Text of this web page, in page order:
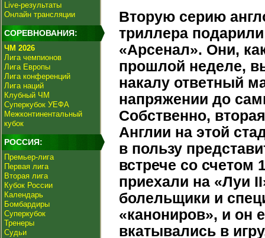
Live-результаты
Онлайн трансляции
СОРЕВНОВАНИЯ:
ЧМ 2026
Лига чемпионов
Лига Европы
Лига конференций
Лига наций
Клубный ЧМ
Суперкубок УЕФА
Межконтинентальный
кубок
РОССИЯ:
Премьер-лига
Первая лига
Вторая лига
Кубок России
Календарь
Бомбардиры
Суперкубок
Тренеры
Судьи
Вторую серию
триллера
«Арсенал». Они,
прошлой неделе,
накалу ответный
напряжении до
Собственно,
Англии на этой
в пользу
встрече со счетом
приехали на «Луи
болельщики и
«канониров», и он
вкатывались в